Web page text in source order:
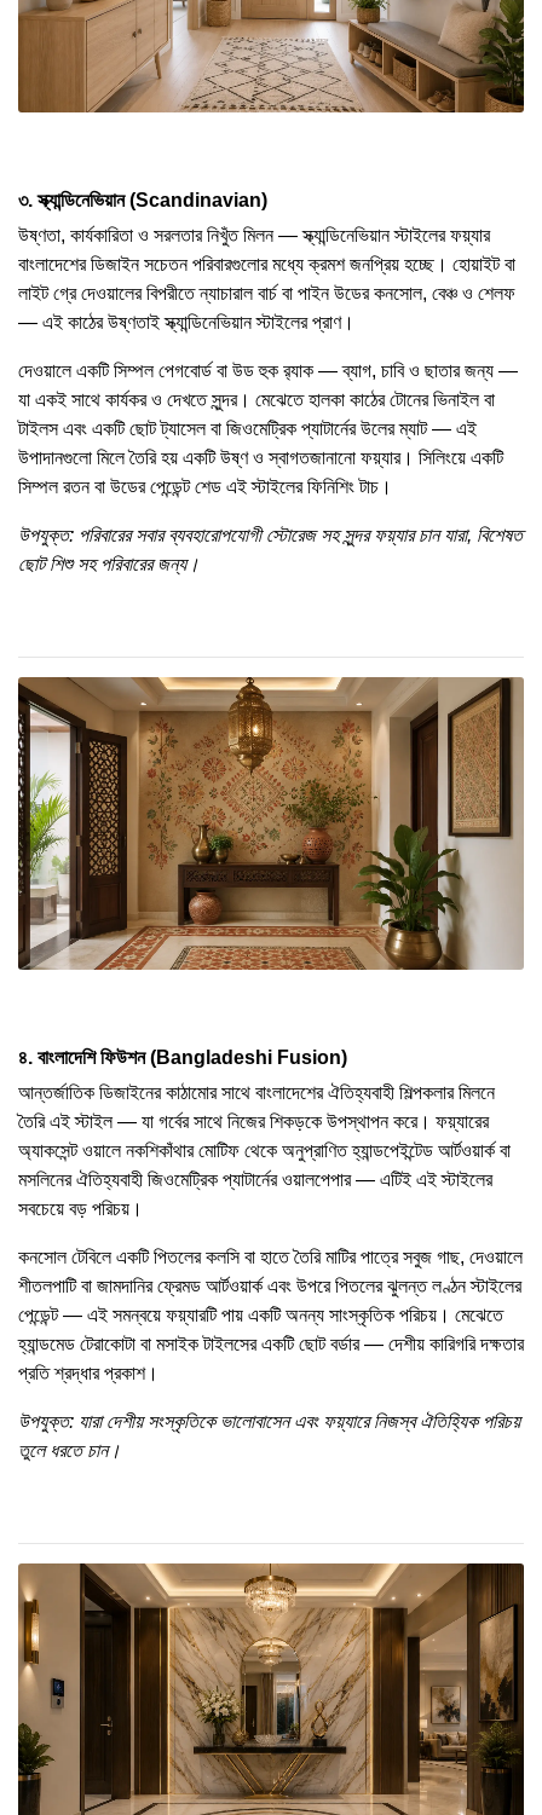
৩. স্ক্যান্ডিনেভিয়ান (Scandinavian)
উষ্ণতা, কার্যকারিতা ও সরলতার নিখুঁত মিলন — স্ক্যান্ডিনেভিয়ান স্টাইলের ফয়্যার
বাংলাদেশের ডিজাইন সচেতন পরিবারগুলোর মধ্যে ক্রমশ জনপ্রিয় হচ্ছে। হোয়াইট বা
লাইট গ্রে দেওয়ালের বিপরীতে ন্যাচারাল বার্চ বা পাইন উডের কনসোল, বেঞ্চ ও শেলফ
— এই কাঠের উষ্ণতাই স্ক্যান্ডিনেভিয়ান স্টাইলের প্রাণ।
দেওয়ালে একটি সিম্পল পেগবোর্ড বা উড হুক র‌্যাক — ব্যাগ, চাবি ও ছাতার জন্য —
যা একই সাথে কার্যকর ও দেখতে সুন্দর। মেঝেতে হালকা কাঠের টোনের ভিনাইল বা
টাইলস এবং একটি ছোট ট্যাসেল বা জিওমেট্রিক প্যাটার্নের উলের ম্যাট — এই
উপাদানগুলো মিলে তৈরি হয় একটি উষ্ণ ও স্বাগতজানানো ফয়্যার। সিলিংয়ে একটি
সিম্পল রতন বা উডের পেন্ডেন্ট শেড এই স্টাইলের ফিনিশিং টাচ।
উপযুক্ত: পরিবারের সবার ব্যবহারোপযোগী স্টোরেজ সহ সুন্দর ফয়্যার চান যারা, বিশেষত
ছোট শিশু সহ পরিবারের জন্য।
৪. বাংলাদেশি ফিউশন (Bangladeshi Fusion)
আন্তর্জাতিক ডিজাইনের কাঠামোর সাথে বাংলাদেশের ঐতিহ্যবাহী শিল্পকলার মিলনে
তৈরি এই স্টাইল — যা গর্বের সাথে নিজের শিকড়কে উপস্থাপন করে। ফয়্যারের
অ্যাকসেন্ট ওয়ালে নকশিকাঁথার মোটিফ থেকে অনুপ্রাণিত হ্যান্ডপেইন্টেড আর্টওয়ার্ক বা
মসলিনের ঐতিহ্যবাহী জিওমেট্রিক প্যাটার্নের ওয়ালপেপার — এটিই এই স্টাইলের
সবচেয়ে বড় পরিচয়।
কনসোল টেবিলে একটি পিতলের কলসি বা হাতে তৈরি মাটির পাত্রে সবুজ গাছ, দেওয়ালে
শীতলপাটি বা জামদানির ফ্রেমড আর্টওয়ার্ক এবং উপরে পিতলের ঝুলন্ত লণ্ঠন স্টাইলের
পেন্ডেন্ট — এই সমন্বয়ে ফয়্যারটি পায় একটি অনন্য সাংস্কৃতিক পরিচয়। মেঝেতে
হ্যান্ডমেড টেরাকোটা বা মসাইক টাইলসের একটি ছোট বর্ডার — দেশীয় কারিগরি দক্ষতার
প্রতি শ্রদ্ধার প্রকাশ।
উপযুক্ত: যারা দেশীয় সংস্কৃতিকে ভালোবাসেন এবং ফয়্যারে নিজস্ব ঐতিহ্যিক পরিচয়
তুলে ধরতে চান।